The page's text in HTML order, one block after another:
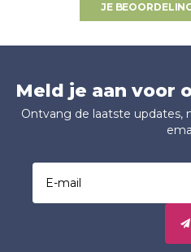
JE
Meld je aan voor
Ontvang de laatste updates,